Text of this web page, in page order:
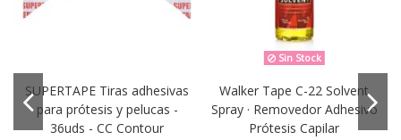
SUPERTAPE Tiras adhesivas
para prótesis y pelucas -
36uds - CC Contour
Sin Stock
Walker Tape C-22 Solvent
Spray · Removedor Adhesivo
Prótesis Capilar